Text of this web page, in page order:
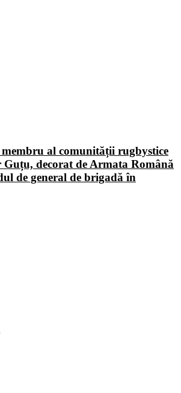
al comunității rugbystice
Guțu, decorat de Armata Română
de general de brigadă în